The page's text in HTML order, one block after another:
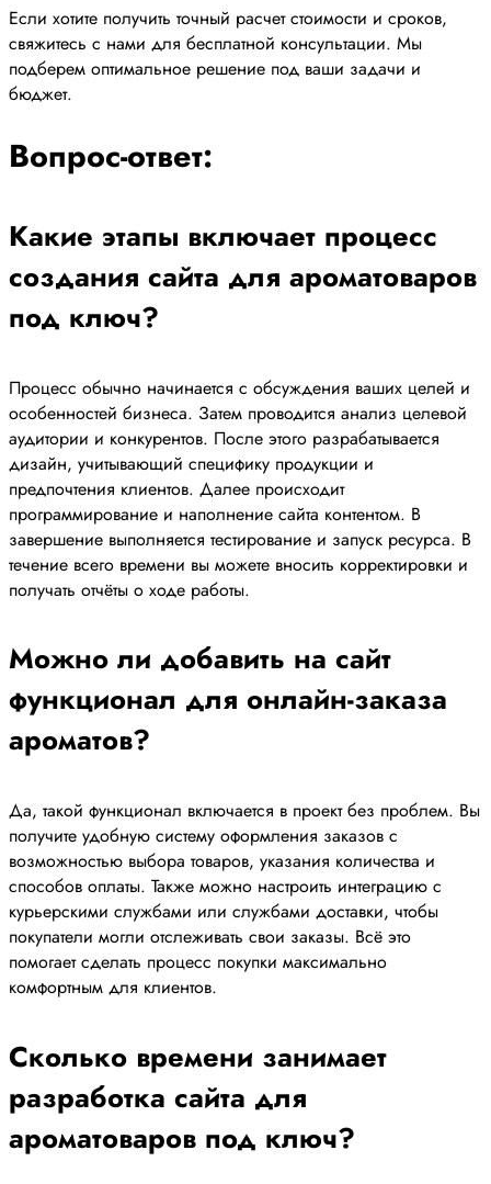
Если хотите получить точный расчет стоимости и сроков,
свяжитесь с нами для бесплатной консультации. Мы
подберем оптимальное решение под ваши задачи и
бюджет.
Вопрос-ответ:
Какие этапы включает процесс
создания сайта для ароматоваров
под ключ?
Процесс обычно начинается с обсуждения ваших целей и
особенностей бизнеса. Затем проводится анализ целевой
аудитории и конкурентов. После этого разрабатывается
дизайн, учитывающий специфику продукции и
предпочтения клиентов. Далее происходит
программирование и наполнение сайта контентом. В
завершение выполняется тестирование и запуск ресурса. В
течение всего времени вы можете вносить корректировки и
получать отчёты о ходе работы.
Можно ли добавить на сайт
функционал для онлайн-заказа
ароматов?
Да, такой функционал включается в проект без проблем. Вы
получите удобную систему оформления заказов с
возможностью выбора товаров, указания количества и
способов оплаты. Также можно настроить интеграцию с
курьерскими службами или службами доставки, чтобы
покупатели могли отслеживать свои заказы. Всё это
помогает сделать процесс покупки максимально
комфортным для клиентов.
Сколько времени занимает
разработка сайта для
ароматоваров под ключ?